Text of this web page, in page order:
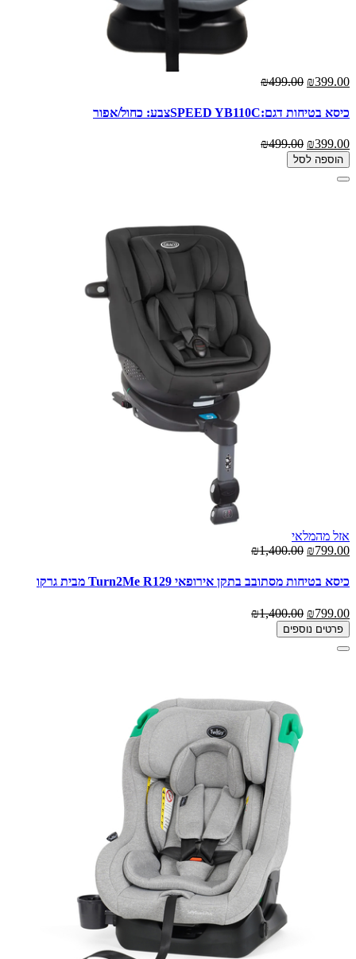
₪399.00
₪499.00
כיסא בטיחות דגם:SPEED YB110Cצבע: כחול/אפור
₪399.00
₪499.00
הוספה לסל
אזל מהמלאי
₪799.00
₪1,400.00
כיסא בטיחות מסתובב בתקן אירופאי Turn2Me R129 מבית גרקו
₪799.00
₪1,400.00
פרטים נוספים